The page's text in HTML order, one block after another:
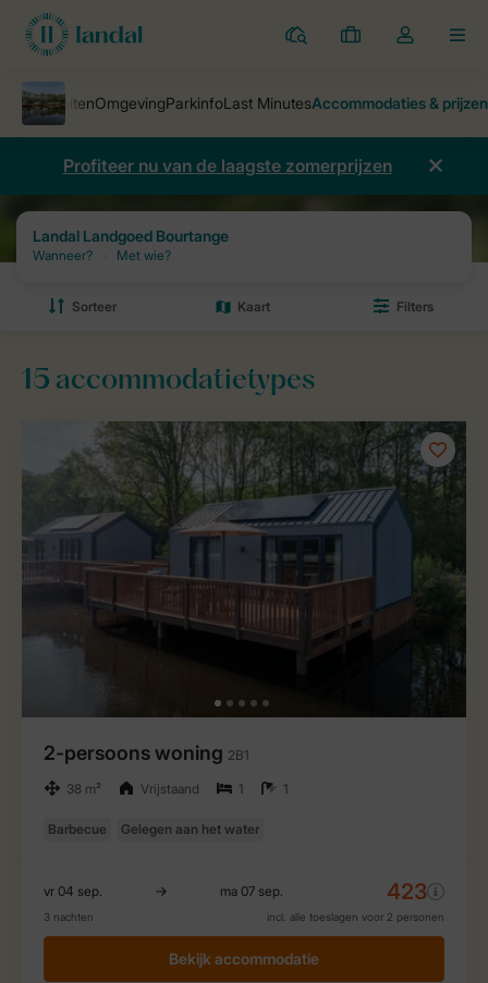
Parken
Mijn
Open
dropdown
mijn
account
Profiteer nu van de laagste zomerprijzen
Parken Landal Landgoed Bourtange